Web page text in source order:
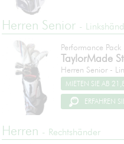
Herren Senior -
Performance Pack
TaylorMade
Herren Senior -
ERFAHREN
Herren - Rechtshänder